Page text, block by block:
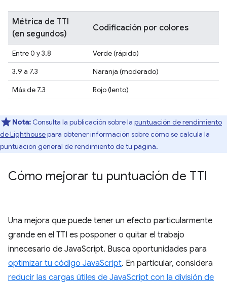
Métrica de TTI
(en segundos)
Codificación por colores
Entre 0 y 3.8
Verde (rápido)
3.9 a 7.3
Naranja (moderado)
Más de 7.3
Rojo (lento)
Nota: Consulta la publicación sobre la puntuación de rendimiento
de Lighthousepara obtener información sobre cómo se calcula la
puntuación general de rendimiento de tu página.
Cómo mejorar tu puntuación de TTI
Una mejora que puede tener un efecto particularmente
grande en el TTI es posponer o quitar el trabajo
innecesario de JavaScript. Busca oportunidades para
optimizar tu código JavaScript. En particular, considera
reducir las cargas útiles de JavaScript con la división de